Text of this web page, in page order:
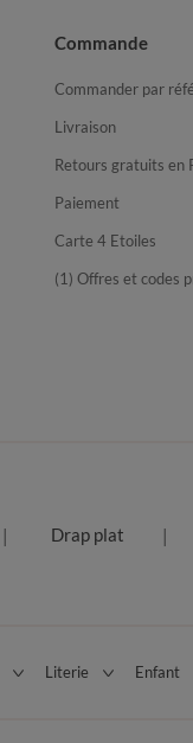
Commande
Commander par
Livraison
Retours gratuits en
Paiement
Carte 4 Etoiles
(1) Offres et codes
Drap plat
Literie Enfant